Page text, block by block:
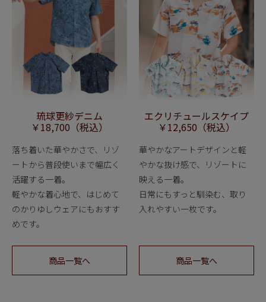
琉球更紗デニム
￥18,700（税込）
落ち着いた華やかさで、リゾ
ートから普段使いまで幅広く
活躍する一着。
軽やかな着心地で、はじめて
のかりゆしウェアにもおすす
めです。
商品一覧へ
エクリチュールスケイプ
￥12,650（税込）
華やかなアートデザインと軽
やかな抜け感で、リゾートに
映える一着。
日常にもすっと馴染む、取り
入れやすい一枚です。
商品一覧へ